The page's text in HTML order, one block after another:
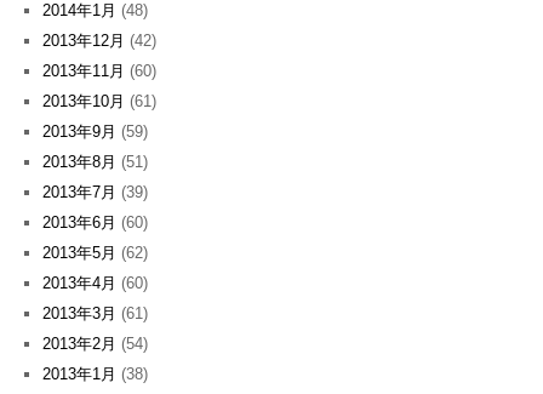
2014年1月 (48)
2013年12月 (42)
2013年11月 (60)
2013年10月 (61)
2013年9月 (59)
2013年8月 (51)
2013年7月 (39)
2013年6月 (60)
2013年5月 (62)
2013年4月 (60)
2013年3月 (61)
2013年2月 (54)
2013年1月 (38)